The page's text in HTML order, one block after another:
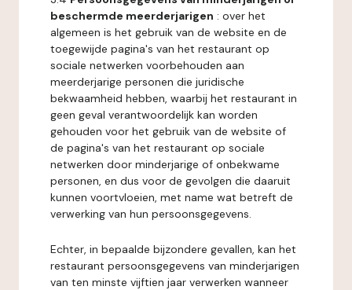
beschermde meerderjarigen : over het
algemeen is het gebruik van de website en de
toegewijde pagina's van het restaurant op
sociale netwerken voorbehouden aan
meerderjarige personen die juridische
bekwaamheid hebben, waarbij het restaurant in
geen geval verantwoordelijk kan worden
gehouden voor het gebruik van de website of
de pagina's van het restaurant op sociale
netwerken door minderjarige of onbekwame
personen, en dus voor de gevolgen die daaruit
kunnen voortvloeien, met name wat betreft de
verwerking van hun persoonsgegevens.
Echter, in bepaalde bijzondere gevallen, kan het
restaurant persoonsgegevens van minderjarigen
van ten minste vijftien jaar verwerken wanneer